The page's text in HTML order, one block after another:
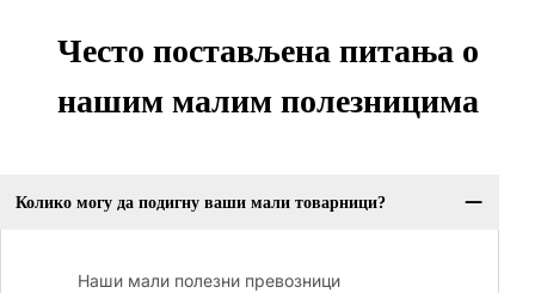
Често постављена питања о
нашим малим полезницима
Колико могу да подигну ваши мали товарници?
Наши мали полезни превозници